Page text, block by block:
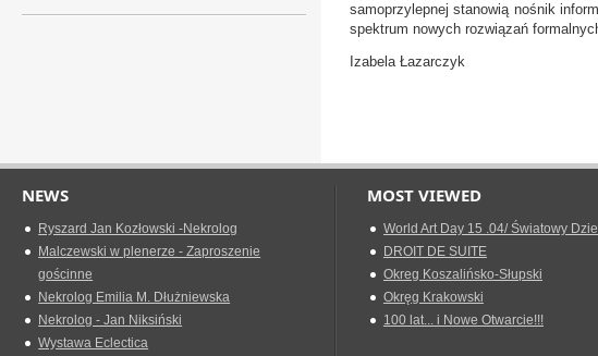
samoprzylepnej stanowią nośnik
spektrum nowych rozwiązań
Izabela Łazarczyk
NEWS
Ryszard Jan Kozłowski -Nekrolog
Malczewski w plenerze - Zaproszenie
gościnne
Nekrolog Emilia M. Dłużniewska
Nekrolog - Jan Niksiński
Wystawa Eclectica
MOST VIEWED
World Art Day 15 .04/ Światowy
DROIT DE SUITE
Okreg Koszalińsko-Słupski
Okręg Krakowski
100 lat... i Nowe Otwarcie!!!